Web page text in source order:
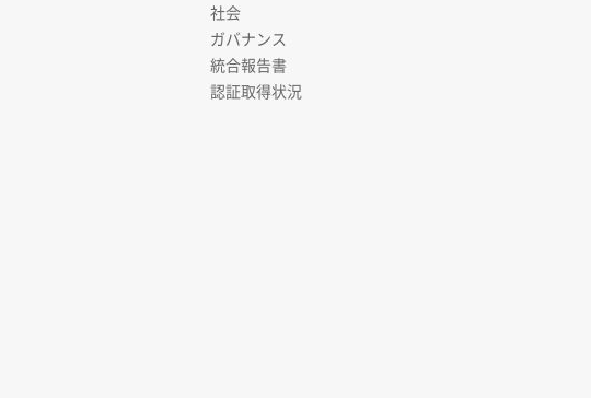
社会
ガバナンス
統合報告書
認証取得状況